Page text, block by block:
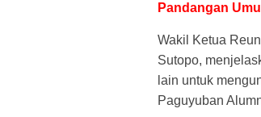
Pandangan
Wakil Ketua
Sutopo,
lain untuk
Paguyuban